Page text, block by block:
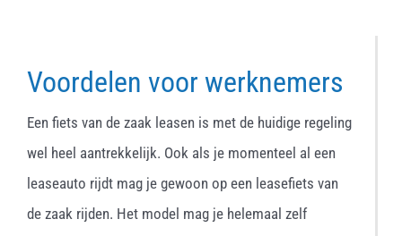
Voordelen voor werknemers
Een fiets van de zaak leasen is met de huidige regeling
wel heel aantrekkelijk. Ook als je momenteel al een
leaseauto rijdt mag je gewoon op een leasefiets van
de zaak rijden. Het model mag je helemaal zelf